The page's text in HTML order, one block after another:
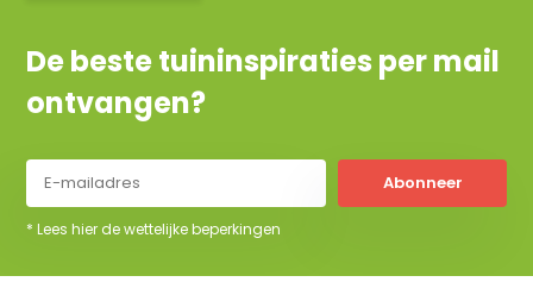
De beste tuininspiraties per mail
ontvangen?
Abonneer
* Lees hier de wettelijke beperkingen